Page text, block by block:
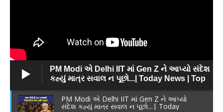
PM Modi એ Delhi IIT માં Gen Z ને આપ્યો સંદેશ
કહ્યું માત્ર સવાલ ન પૂછો...| Today News | Top
PM Modi એ Delhi IIT માં Gen Z ને આપ્યો
સંદેશ કહ્યું માત્ર સવાલ ન પૂછો...| Today